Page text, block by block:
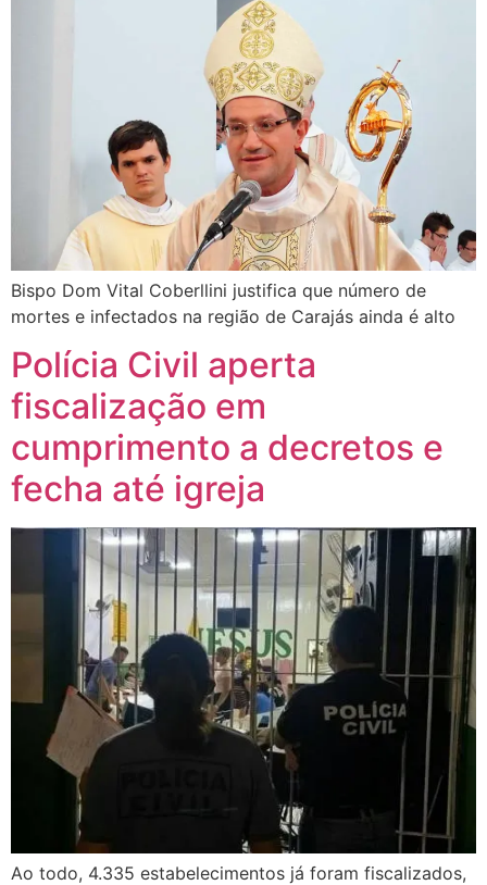
Bispo Dom Vital Coberllini justifica que número de
mortes e infectados na região de Carajás ainda é alto
Polícia Civil aperta
fiscalização em
cumprimento a decretos e
fecha até igreja
Ao todo, 4.335 estabelecimentos já foram fiscalizados,